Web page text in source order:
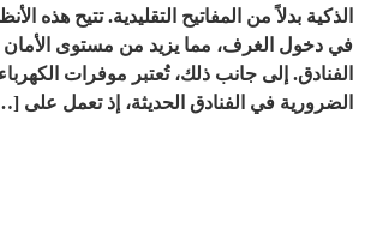
الذكية بدلاً من المفاتيح التقليدية. تتيح هذه
في دخول الغرف، مما يزيد من مستوى
الفنادق. إلى جانب ذلك، تُعتبر موفرات
الضرورية في الفنادق الحديثة، إذ تعمل على